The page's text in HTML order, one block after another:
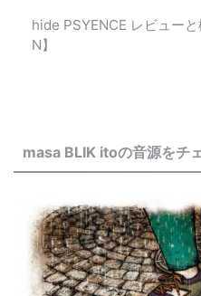
hide PSYENCE レビュー
N】
masa BLIK itoの音源をチ